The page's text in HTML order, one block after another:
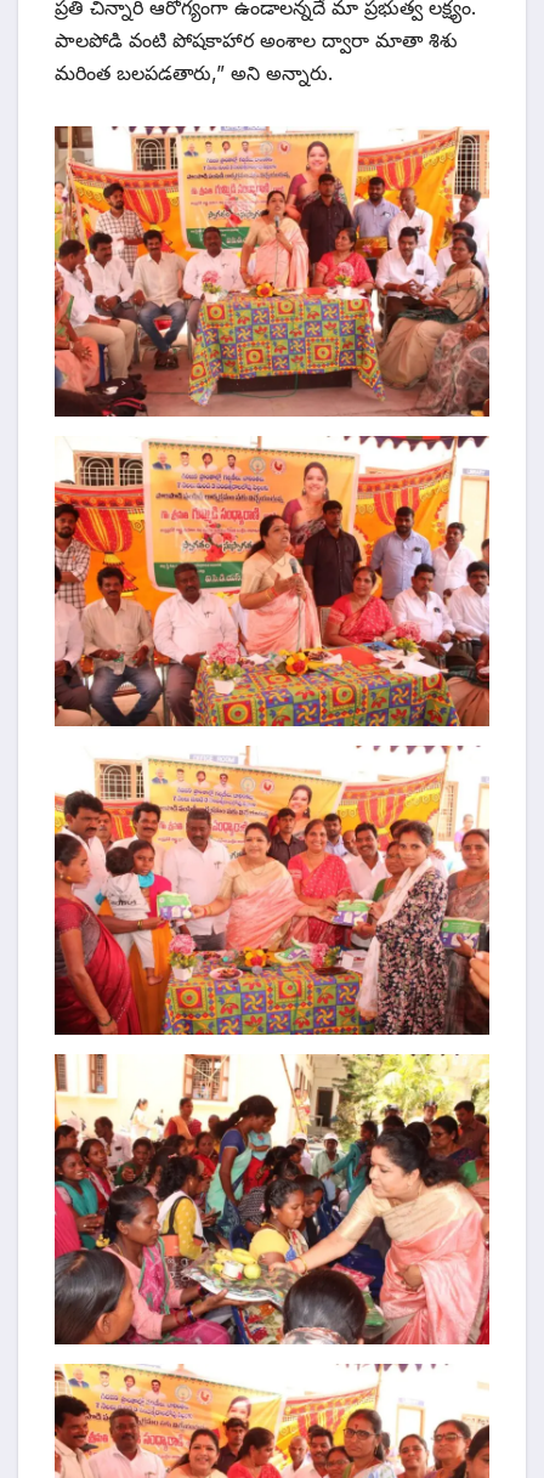
ప్రతి చిన్నారి ఆరోగ్యంగా ఉండాలన్నదే మా ప్రభుత్వ లక్ష్యం.
పాలపోడి వంటి పోషకాహార అంశాల ద్వారా మాతా శిశు
మరింత బలపడతారు,” అని అన్నారు.